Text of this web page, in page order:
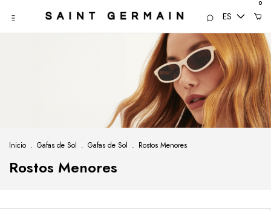
ES
0
Inicio . Gafas de Sol . Gafas de Sol . Rostos Menores
Rostos Menores